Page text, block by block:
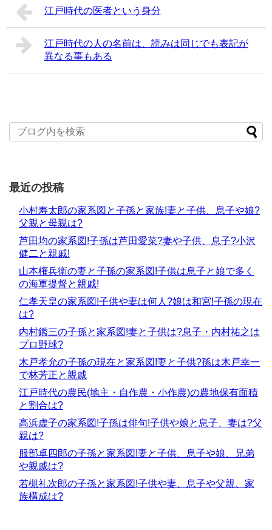
江戸時代の医者という身分
江戸時代の人の名前は、読みは同じでも表記が
異なる事もある
最近の投稿
小村寿太郎の家系図と子孫と家族!妻と子供、息子や娘?
父親と母親は?
芦田均の家系図!子孫は芦田愛菜?妻や子供、息子?小沢
健二と親戚!
山本権兵衛の妻と子孫の家系図!子供は息子と娘で多く
の海軍提督と親戚!
仁孝天皇の家系図!子供や妻は何人?娘は和宮!子孫の現在
は?
内村鑑三の子孫と家系図!妻と子供は?息子・内村祐之は
プロ野球?
木戸孝允の子孫の現在と家系図!妻と子供?孫は木戸幸一
で林芳正と親戚
江戸時代の農民(地主・自作農・小作農)の農地保有面積
と割合は?
高浜虚子の家系図!子孫は俳句!子供や娘と息子、妻は?父
親は?
服部卓四郎の子孫と家系図!妻と子供、息子や娘、兄弟
や親戚は?
若槻礼次郎の子孫と家系図!子供や妻、息子や父親、家
族構成は?